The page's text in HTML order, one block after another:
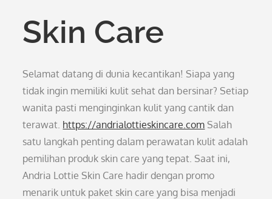
Skin Care
Selamat datang di dunia kecantikan! Siapa yang
tidak ingin memiliki kulit sehat dan bersinar? Setiap
wanita pasti menginginkan kulit yang cantik dan
terawat. https://andrialottieskincare.com Salah
satu langkah penting dalam perawatan kulit adalah
pemilihan produk skin care yang tepat. Saat ini,
Andria Lottie Skin Care hadir dengan promo
menarik untuk paket skin care yang bisa menjadi